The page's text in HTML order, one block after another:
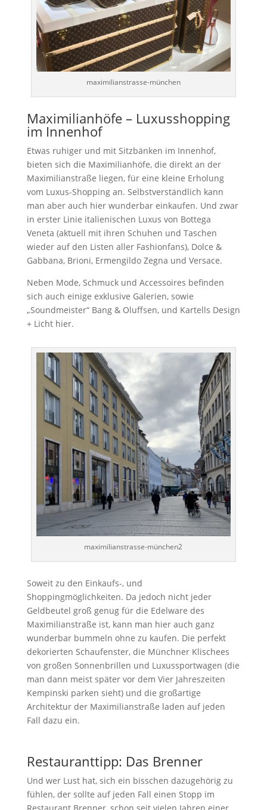
maximilianstrasse-münchen
Maximilianhöfe – Luxusshopping
im Innenhof
Etwas ruhiger und mit Sitzbänken im Innenhof,
bieten sich die Maximilianhöfe, die direkt an der
Maximilianstraße liegen, für eine kleine Erholung
vom Luxus-Shopping an. Selbstverständlich kann
man aber auch hier wunderbar einkaufen. Und zwar
in erster Linie italienischen Luxus von Bottega
Veneta (aktuell mit ihren Schuhen und Taschen
wieder auf den Listen aller Fashionfans), Dolce &
Gabbana, Brioni, Ermengildo Zegna und Versace.
Neben Mode, Schmuck und Accessoires befinden
sich auch einige exklusive Galerien, sowie
„Soundmeister“ Bang & Oluffsen, und Kartells Design
+ Licht hier.
maximilianstrasse-münchen2
Soweit zu den Einkaufs-, und
Shoppingmöglichkeiten. Da jedoch nicht jeder
Geldbeutel groß genug für die Edelware des
Maximilianstraße ist, kann man hier auch ganz
wunderbar bummeln ohne zu kaufen. Die perfekt
dekorierten Schaufenster, die Münchner Klischees
von großen Sonnenbrillen und Luxussportwagen (die
man dann meist später vor dem Vier Jahreszeiten
Kempinski parken sieht) und die großartige
Architektur der Maximilianstraße laden auf jeden
Fall dazu ein.
Restauranttipp: Das Brenner
Und wer Lust hat, sich ein bisschen dazugehörig zu
fühlen, der sollte auf jeden Fall einen Stopp im